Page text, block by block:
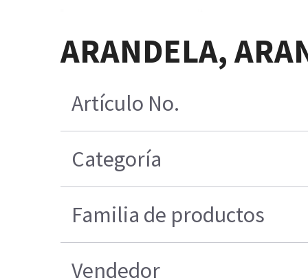
ARANDELA,
Artículo No.
Categoría
Familia de productos
Vendedor